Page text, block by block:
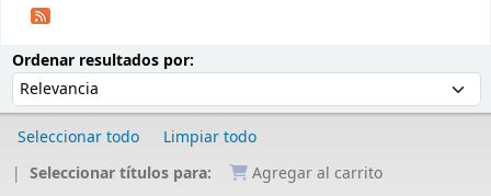
Ordenar resultados por:
Seleccionar todo
Limpiar todo
Seleccionar títulos para:
Agregar al carrito